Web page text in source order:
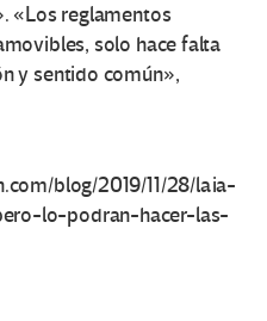
«Los reglamentos
solo hace falta
y sentido común»,
blog/2019/11/28/laia-
lo-podran-hacer-las-